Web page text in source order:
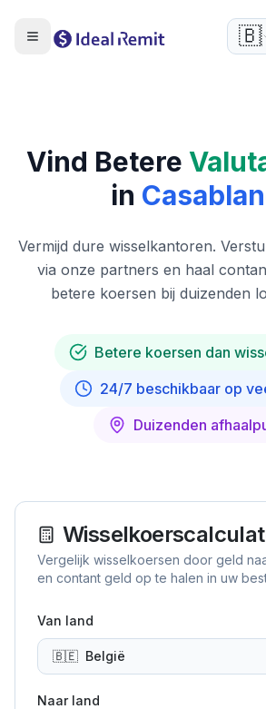
Vind Betere
in
Vermijd dure wisselkantoren.
via onze partners en haal
betere koersen bij duizenden
Betere koersen dan
24/7 beschikbaar op
Duizenden
Vergelijk wisselkoersen door geld
en contant geld op te halen in uw
Van land
🇧🇪 België
Naar land